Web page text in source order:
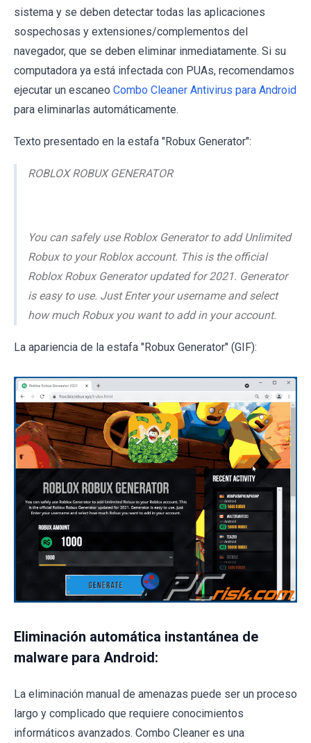
sistema y se deben detectar todas las aplicaciones
sospechosas y extensiones/complementos del
navegador, que se deben eliminar inmediatamente. Si su
computadora ya está infectada con PUAs, recomendamos
ejecutar un escaneo Combo Cleaner Antivirus para Android
para eliminarlas automáticamente.
Texto presentado en la estafa "Robux Generator":
ROBLOX ROBUX GENERATOR
You can safely use Roblox Generator to add Unlimited
Robux to your Roblox account. This is the official
Roblox Robux Generator updated for 2021. Generator
is easy to use. Just Enter your username and select
how much Robux you want to add in your account.
La apariencia de la estafa "Robux Generator" (GIF):
Eliminación automática instantánea de
malware para Android:
La eliminación manual de amenazas puede ser un proceso
largo y complicado que requiere conocimientos
informáticos avanzados. Combo Cleaner es una